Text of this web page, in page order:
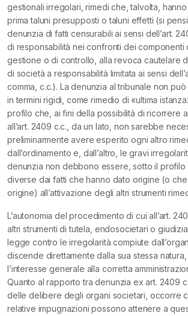
gestionali irregolari, rimedi che, talvolta,
prima taluni presupposti o taluni effetti (si
denunzia di fatti censurabili ai sensi dell’art.
di responsabilità nei confronti dei componenti
gestione o di controllo, alla revoca cautelare
di società a responsabilità limitata ai sensi
comma, c.c.). La denunzia al tribunale non
in termini rigidi, come rimedio di «ultima
profilo che, ai fini della possibilità di ricorrere
all’art. 2409 c.c., da un lato, non sarebbe
preliminarmente avere esperito ogni altro
dall’ordinamento e, dall’altro, le gravi
denunzia non debbono essere, sotto il
diverse dai fatti che hanno dato origine (o
origine) all’attivazione degli altri strumenti
L’autonomia del procedimento di cui all’art.
altri strumenti di tutela, endosocietari o
legge contro le irregolarità compiute
discende direttamente dalla sua stessa
l’interesse generale alla corretta
Quanto al rapporto tra denunzia ex art. 2409
delle delibere degli organi societari, occorre
relative impugnazioni possono attenere a